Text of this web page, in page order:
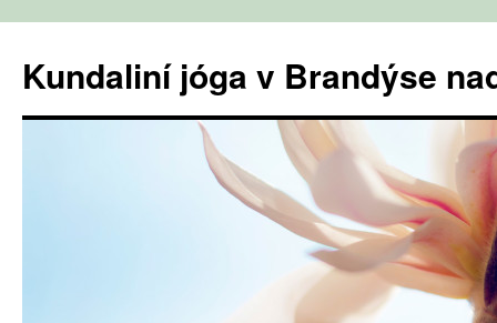
obsahu
webu
Kundaliní jóga v Brandýse